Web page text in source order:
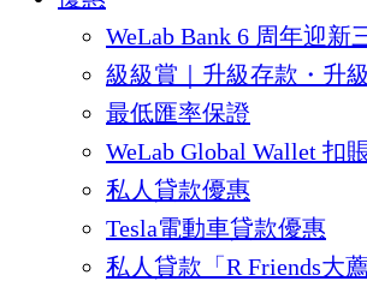
WeLab Bank 6 周年迎新
級級賞｜升級存款・升
最低匯率保證
WeLab Global Wallet 扣
私人貸款優惠
Tesla電動車貸款優惠
私人貸款「R Friends大